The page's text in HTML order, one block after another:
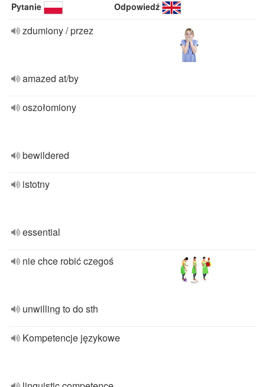
Pytanie Odpowiedź
zdumiony / przez
amazed at/by
oszołomiony
bewildered
istotny
essential
nie chce robić czegoś
unwilling to do sth
Kompetencje językowe